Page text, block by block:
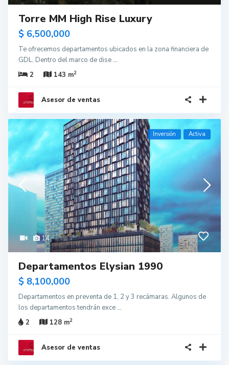
Torre MM High Rise Luxury
$ 6,500,000
Te ofrecemos departamentos ubicados en la zona financiera de
GDL. Dentro del marco de dise...
2
143 m2
Asesor de ventas
14
Inversión Activa
Departamentos Elysian 1990
$ 8,100,000
Departamentos en preventa de 1, 2 y 3 recámaras. Algunos de
los departamentos tendrán exce...
2
128 m2
Asesor de ventas